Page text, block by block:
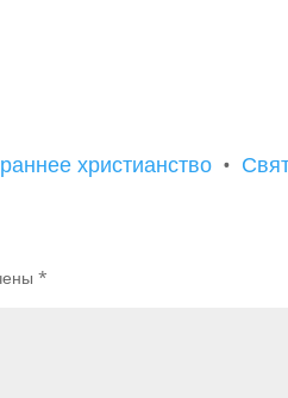
раннее христианство •
*